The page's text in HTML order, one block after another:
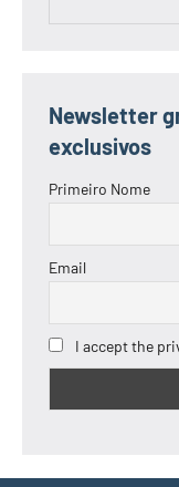
Newsletter
exclusivos
Primeiro Nome
Email
I accept the